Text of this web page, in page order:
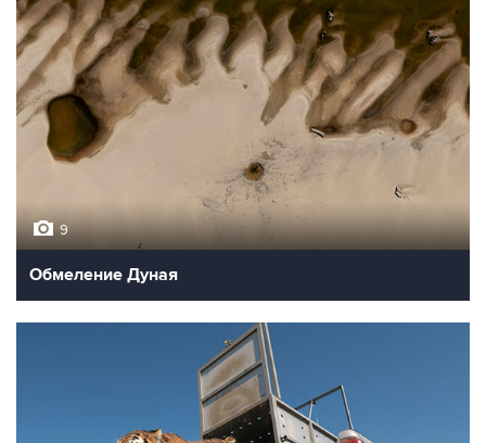
9
Обмеление Дуная